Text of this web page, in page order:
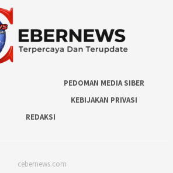
PEDOMAN MEDIA SIBER
KEBIJAKAN PRIVASI
REDAKSI
cebernews.com